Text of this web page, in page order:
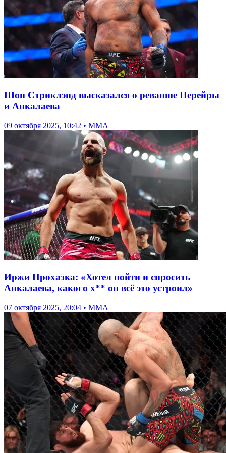
Шон Стриклэнд высказался о реванше Перейры
и Анкалаева
09 октября 2025, 10:42 • ММА
Иржи Прохазка: «Хотел пойти и спросить
Анкалаева, какого х** он всё это устроил»
07 октября 2025, 20:04 • ММА